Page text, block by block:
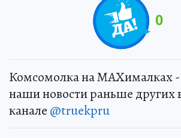
0
Комсомолка на MAXималках -
наши новости раньше других
канале @truekpru